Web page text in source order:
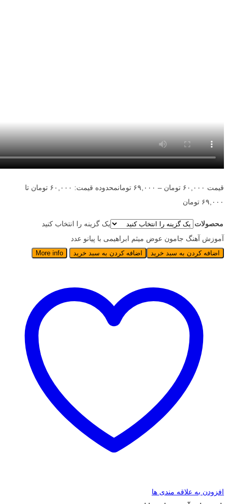
قیمت ۶۰,۰۰۰ تومان – ۶۹,۰۰۰ تومان
محدوده قیمت: ۶۰,۰۰۰ تومان تا
۶۹,۰۰۰ تومان
محصولات
یک گزینه را انتخاب کنید
آموزش آهنگ جامون عوض میثم ابراهیمی با پیانو عدد
اضافه کردن به سبد خرید اضافه کردن به سبد خرید More info
افزودن به علاقه مندی ها